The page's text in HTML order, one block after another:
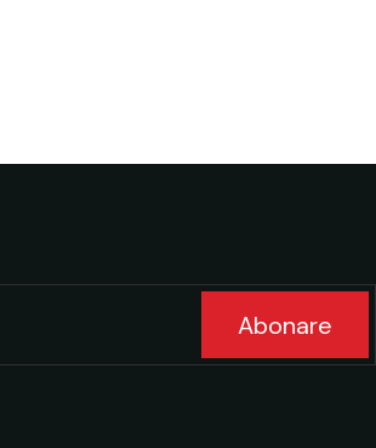
Abonare